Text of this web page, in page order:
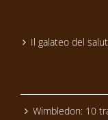
Il galateo del
Wimbledon: 10